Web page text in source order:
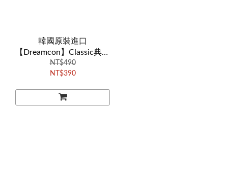
韓國原裝進口
【Dreamcon】Classic典雅
系列 - 耀眼橙（季拋/1片
裝）（ADMD220）
NT$490
NT$390